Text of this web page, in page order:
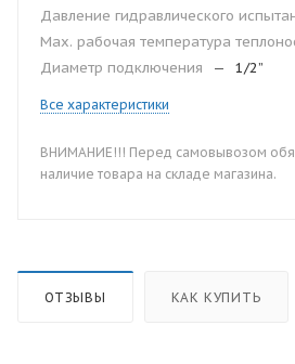
Давление гидравлического
Мax. рабочая температура
Диаметр подключения
— 1/2”
Все характеристики
ВНИМАНИЕ!!! Перед самовывозом
наличие товара на складе магазина.
ОТЗЫВЫ КАК КУПИТЬ